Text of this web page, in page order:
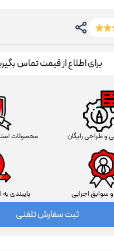
برای اطلاع از قیمت تماس
و طراحی رایگان محصولات
اجرایی پایبندی
ثبت سفارش تلفنی